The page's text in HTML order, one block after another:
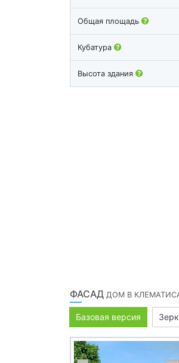
Общая площадь
Кубатура
Высота здания
ФАСАД ДОМ В
Базовая версия